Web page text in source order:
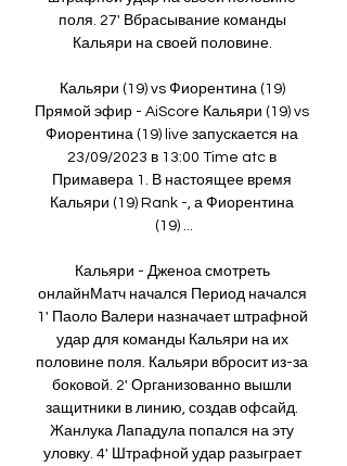
поля. 27' Вбрасывание команды
Кальяри на своей половине.
Кальяри (19) vs Фиорентина (19)
Прямой эфир - AiScore Кальяри (19) vs
Фиорентина (19) live запускается на
23/09/2023 в 13:00 Time atc в
Примавера 1. В настоящее время
Кальяри (19) Rank -, а Фиорентина
(19) ...
Кальяри - Дженоа смотреть
онлайнМатч начался Период начался
1' Паоло Валери назначает штрафной
удар для команды Кальяри на их
половине поля. Кальяри вбросит из-за
боковой. 2' Организованно вышли
защитники в линию, создав офсайд.
Жанлука Лападула попался на эту
уловку. 4' Штрафной удар разыграет